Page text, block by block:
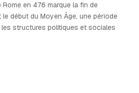
en 476 marque la fin de
le début du Moyen Âge, une période
les structures politiques et sociales